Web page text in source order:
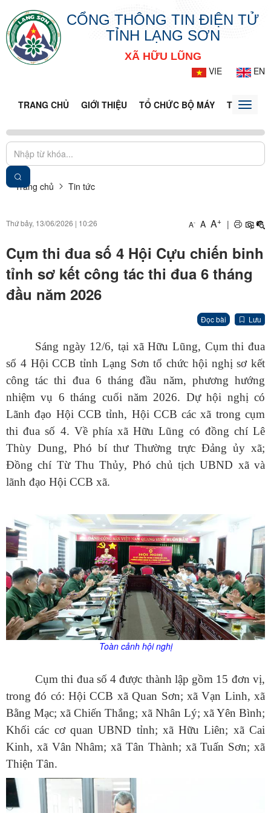
CỔNG THÔNG TIN ĐIỆN TỬ
TỈNH LẠNG SƠN
XÃ HỮU LŨNG
VIE
EN
TRANG CHỦ GIỚI THIỆU TỔ CHỨC BỘ MÁY TIN TỨC -
Toggle
Trang chủ Tin tức
Thứ bảy, 13/06/2026 | 10:26 A- A A+ |
Cụm thi đua số 4 Hội Cựu chiến binh
tỉnh sơ kết công tác thi đua 6 tháng
đầu năm 2026
Đọc bài Lưu
Sáng ngày 12/6, tại xã Hữu Lũng, Cụm thi đua
số 4 Hội CCB tỉnh Lạng Sơn tổ chức hội nghị sơ kết
công tác thi đua 6 tháng đầu năm, phương hướng
nhiệm vụ 6 tháng cuối năm 2026. Dự hội nghị có
Lãnh đạo Hội CCB tỉnh, Hội CCB các xã trong cụm
thi đua số 4. Về phía xã Hữu Lũng có đồng chí Lê
Thùy Dung, Phó bí thư Thường trực Đảng ủy xã;
Đồng chí Từ Thu Thủy, Phó chủ tịch UBND xã và
lãnh đạo Hội CCB xã.
Toàn cảnh hội nghị
Cụm thi đua số 4 được thành lập gồm 15 đơn vị,
trong đó có:Hội CCB xãQuan Sơn; xã Vạn Linh, xã
BằngMạc; xã Chiến Thắng; xã Nhân Lý; xã Yên Bình;
Khối các cơ quan UBND tỉnh; xã Hữu Liên; xã Cai
Kinh, xã Vân Nhâm; xã Tân Thành; xã Tuấn Sơn; xã
Thiện Tân.